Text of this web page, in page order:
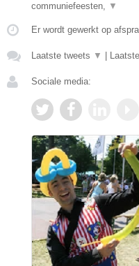
communiefeesten, ▼
Er wordt gewerkt op
Laatste tweets ▼
Sociale media: